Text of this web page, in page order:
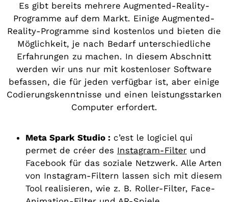
Es gibt bereits mehrere Augmented-Reality-
Programme auf dem Markt. Einige Augmented-
Reality-Programme sind kostenlos und bieten die
Möglichkeit, je nach Bedarf unterschiedliche
Erfahrungen zu machen. In diesem Abschnitt
werden wir uns nur mit kostenloser Software
befassen, die für jeden verfügbar ist, aber einige
Codierungskenntnisse und einen leistungsstarken
Computer erfordert.
Meta Spark Studio : c’est le logiciel qui
permet de créer des Instagram-Filter und
Facebook für das soziale Netzwerk. Alle Arten
von Instagram-Filtern lassen sich mit diesem
Tool realisieren, wie z. B. Roller-Filter, Face-